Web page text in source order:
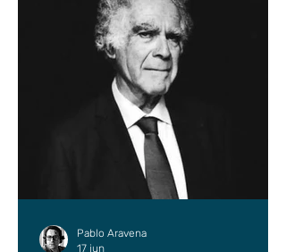
Pablo Aravena
17 jun